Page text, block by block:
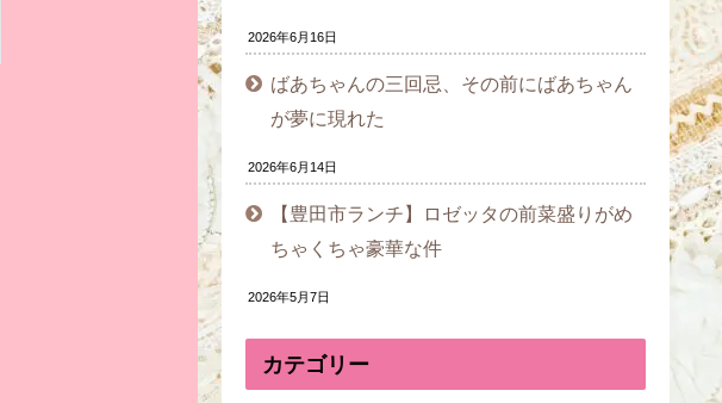
2026年6月16日
ばあちゃんの三回忌、その前にばあちゃん
が夢に現れた
2026年6月14日
【豊田市ランチ】ロゼッタの前菜盛りがめ
ちゃくちゃ豪華な件
2026年5月7日
カテゴリー